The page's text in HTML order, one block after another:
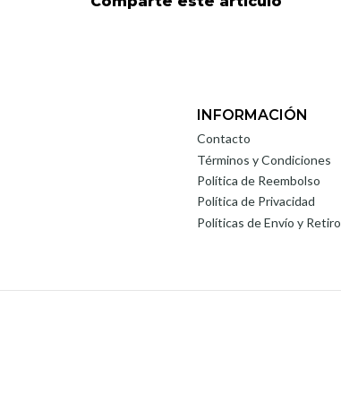
INFORMACIÓN
Contacto
Términos y Condiciones
Política de Reembolso
Política de Privacidad
Políticas de Envío y Retiro